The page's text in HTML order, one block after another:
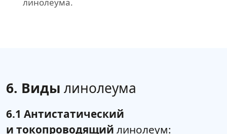
линолеума.
6. Виды линолеума
6.1 Антистатический
и токопроводящий линолеум: